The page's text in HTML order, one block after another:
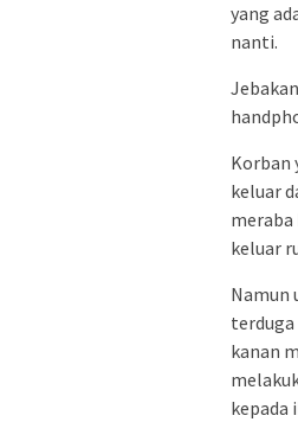
yang
nanti.
Korban
keluar
keluar
Namun
kanan
kepada